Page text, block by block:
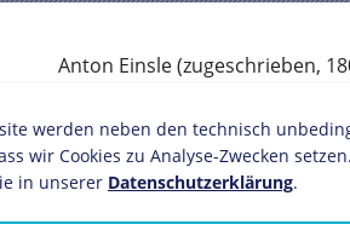
Anton Einsle (zugeschrieben,
Öl/Leinwand
122 x 83 cm
Bildnachweis: Deutsches
Inv. Nr.: 1991/1826
werden neben den technisch
wir Cookies zu Analyse-Zwecken
in unserer Datenschutzerklärung.